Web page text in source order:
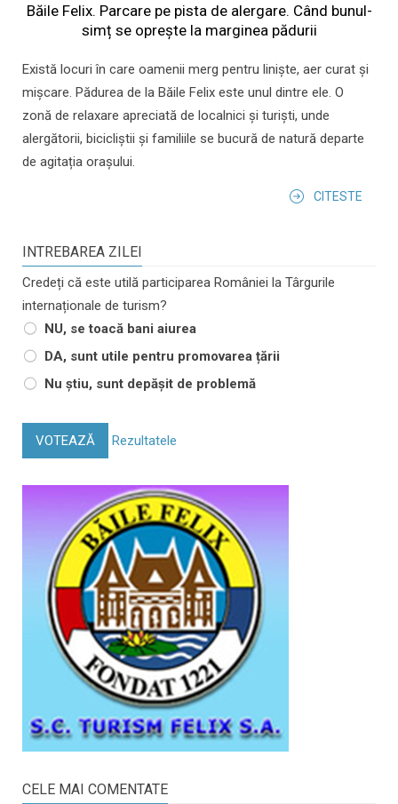
Băile Felix. Parcare pe pista de alergare. Când bunul-
simț se oprește la marginea pădurii
Există locuri în care oamenii merg pentru liniște, aer curat și
mișcare. Pădurea de la Băile Felix este unul dintre ele. O
zonă de relaxare apreciată de localnici și turiști, unde
alergătorii, bicicliștii și familiile se bucură de natură departe
de agitația orașului.
CITESTE
INTREBAREA ZILEI
Credeți că este utilă participarea României la Târgurile
internaționale de turism?
NU, se toacă bani aiurea
DA, sunt utile pentru promovarea țării
Nu știu, sunt depășit de problemă
VOTEAZĂ Rezultatele
CELE MAI COMENTATE